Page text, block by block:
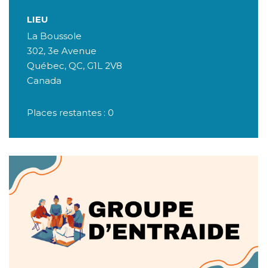
LIEU
La Boussole
302, 3e Avenue
Québec, QC, G1L 2V8
Canada
Places restantes : 0